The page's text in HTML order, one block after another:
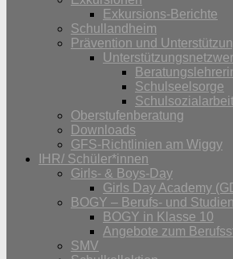
Exkursions-Berichte
Schullandheim
Prävention und
Schulseelsorge
Schulsozialarbeit
Oberstufenberatung
Downloads
GFS-Richtlinien am Wiggy
IHR/ Schüler*innen
Girls- & Boys-Day
Girls Day Academy
BOGY – Berufs- und
BOGY in Klasse 10
Angebote zum
SMV